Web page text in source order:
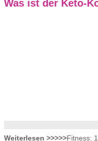
Was ist der Keto-
Weiterlesen >>>>>Fitness: